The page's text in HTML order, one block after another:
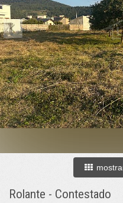
Rolante - Contestado